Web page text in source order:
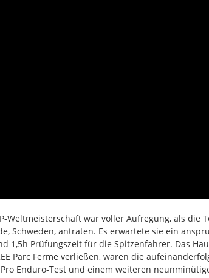
Weltmeisterschaft war voller Aufregung, als die
Schweden, antraten. Es erwartete sie ein
1,5h Prüfungszeit für die Spitzenfahrer. Das
Parc Ferme verließen, waren die
Enduro-Test und einem weiteren